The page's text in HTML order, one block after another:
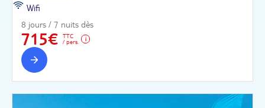
Wifi
8 jours / 7 nuits dès
715€
TTC
/ pers.